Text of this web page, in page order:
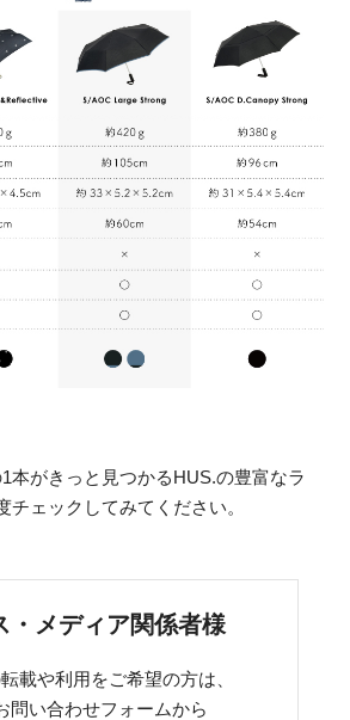
本がきっと見つかるHUS.の豊富なラ
チェックしてみてください。
・メディア関係者様
載や利用をご希望の方は、
問い合わせフォームから